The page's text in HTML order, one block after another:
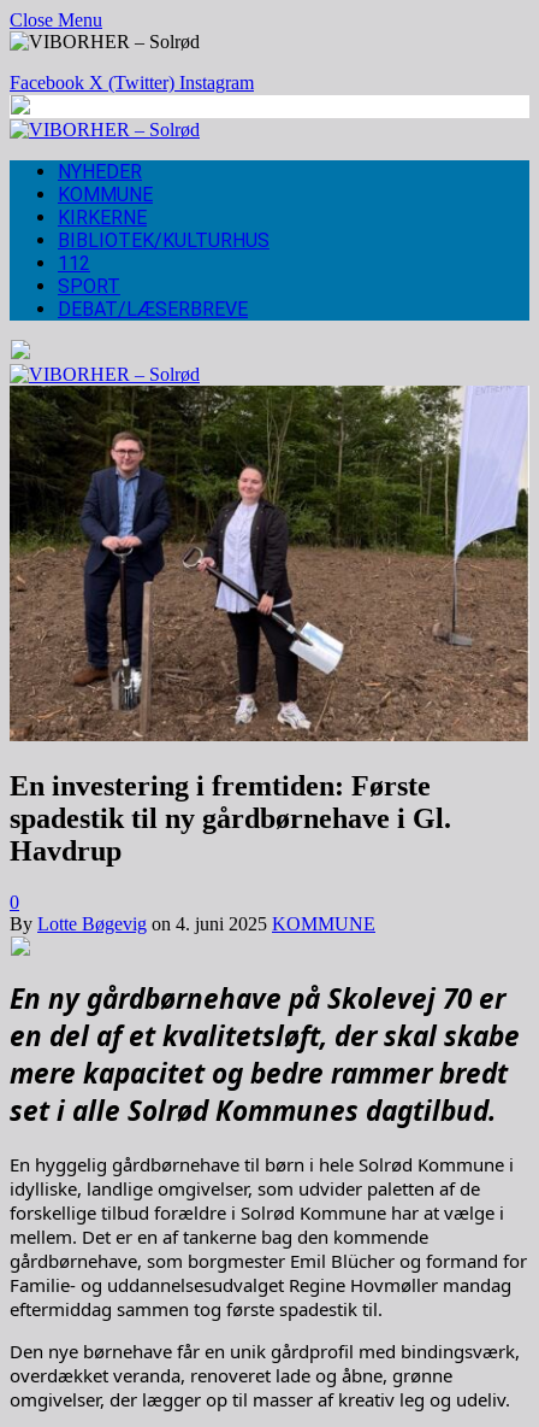
Close Menu
Facebook X (Twitter) Instagram
NYHEDER
KOMMUNE
KIRKERNE
BIBLIOTEK/KULTURHUS
112
SPORT
DEBAT/LÆSERBREVE
En investering i fremtiden: Første
spadestik til ny gårdbørnehave i Gl.
Havdrup
0
By Lotte Bøgevig on 4. juni 2025 KOMMUNE
En ny gårdbørnehave på Skolevej 70 er
en del af et kvalitetsløft, der skal skabe
mere kapacitet og bedre rammer bredt
set i alle Solrød Kommunes dagtilbud.
En hyggelig gårdbørnehave til børn i hele Solrød Kommune i
idylliske, landlige omgivelser, som udvider paletten af de
forskellige tilbud forældre i Solrød Kommune har at vælge i
mellem. Det er en af tankerne bag den kommende
gårdbørnehave, som borgmester Emil Blücher og formand for
Familie- og uddannelsesudvalget Regine Hovmøller mandag
eftermiddag sammen tog første spadestik til.
Den nye børnehave får en unik gårdprofil med bindingsværk,
overdækket veranda, renoveret lade og åbne, grønne
omgivelser, der lægger op til masser af kreativ leg og udeliv.